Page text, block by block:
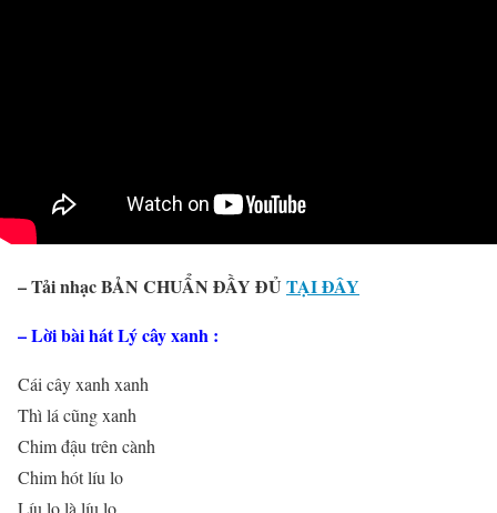
– Tải nhạc BẢN CHUẨN ĐẦY ĐỦ TẠI ĐÂY
– Lời bài hátLý cây xanh :
Cái cây xanh xanh
Thì lá cũng xanh
Chim đậu trên cành
Chim hót líu lo
Líu lo là líu lo